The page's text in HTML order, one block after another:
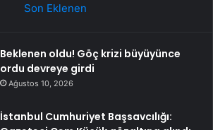
Son Eklenen
Beklenen oldu! Göç krizi büyüyünce
ordu devreye girdi
Ağustos 10, 2026
İstanbul Cumhuriyet Başsavcılığı: